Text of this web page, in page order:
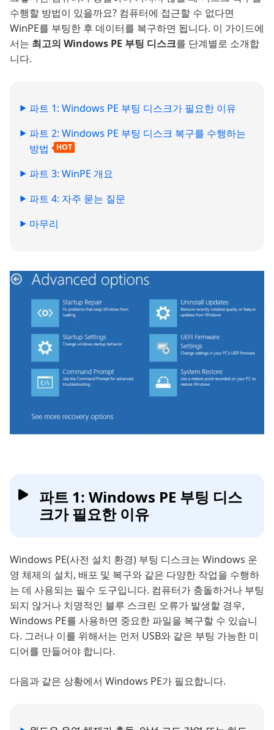
수행할 방법이 있을까요? 컴퓨터에 접근할 수 없다면
WinPE를 부팅한 후 데이터를 복구하면 됩니다. 이 가이드에
서는 최고의 Windows PE 부팅 디스크를 단계별로 소개합
니다.
파트 1: Windows PE 부팅 디스크가 필요한 이유
파트 2: Windows PE 부팅 디스크 복구를 수행하는
방법
HOT
파트 3: WinPE 개요
파트 4: 자주 묻는 질문
마무리
파트 1: Windows PE 부팅 디스
크가 필요한 이유
Windows PE(사전 설치 환경) 부팅 디스크는 Windows 운
영 체제의 설치, 배포 및 복구와 같은 다양한 작업을 수행하
는 데 사용되는 필수 도구입니다. 컴퓨터가 충돌하거나 부팅
되지 않거나 치명적인 블루 스크린 오류가 발생할 경우,
Windows PE를 사용하면 중요한 파일을 복구할 수 있습니
다. 그러나 이를 위해서는 먼저 USB와 같은 부팅 가능한 미
디어를 만들어야 합니다.
다음과 같은 상황에서 Windows PE가 필요합니다.